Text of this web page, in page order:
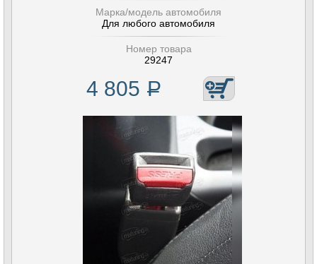
Марка/модель автомобиля
Для любого автомобиля
Номер товара
29247
4 805 Р